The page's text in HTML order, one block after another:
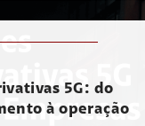
5G: do
à operação